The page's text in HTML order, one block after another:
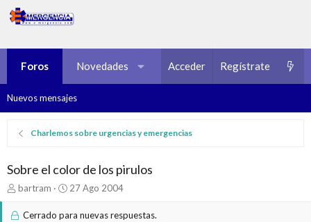
Foros Novedades Multimedia Recursos
Acceder Regístrate
Nuevos mensajes
Charlemos sobre urgencias y emergencias
Sobre el color de los pirulos
I
i
bartram
F
c
27 Ago 2004
Cerrado para nuevas respuestas.